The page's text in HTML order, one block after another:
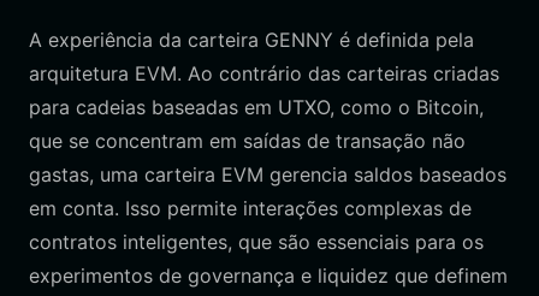
A experiência da carteira GENNY é definida pela
arquitetura EVM. Ao contrário das carteiras criadas
para cadeias baseadas em UTXO, como o Bitcoin,
que se concentram em saídas de transação não
gastas, uma carteira EVM gerencia saldos baseados
em conta. Isso permite interações complexas de
contratos inteligentes, que são essenciais para os
experimentos de governança e liquidez que definem